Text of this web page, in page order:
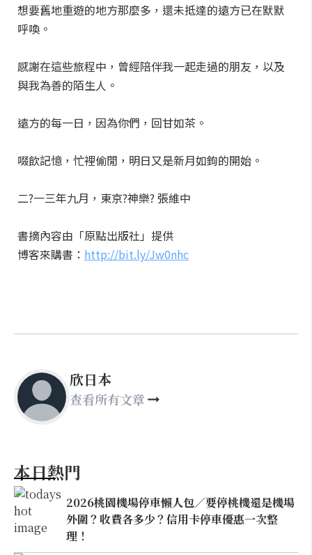
想要舊地重遊的地方那麼多，還未抵達的遠方已在默默
呼喚。
感謝在這些旅程中，曾經陪伴我一起走過的朋友，以及
與我為善的陌生人。
遠方的每一日，因為你們，回甘如茶。
啜飲記憶，忙裡偷閒，明日又是新月如鉤的開始。
二?一三年九月，東京?神樂? 張維中
書摘內容由「原點出版社」提供
博客來購書： http://bit.ly/Jw0nhc
欣日本
查看所有文章
本日熱門
2026桃園機場停車懶人包／要停桃機還是機場
外圍？收費各多少？信用卡停車優惠一次整
理！